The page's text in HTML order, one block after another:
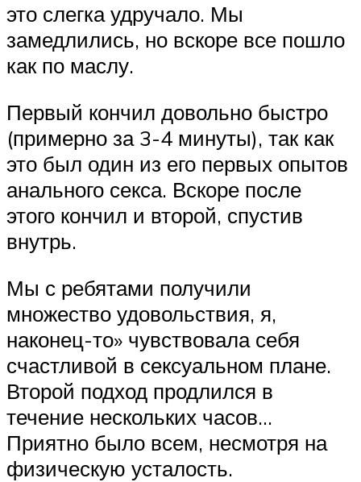
это слегка удручало. Мы
замедлились, но вскоре все пошло
как по маслу.
Первый кончил довольно быстро
(примерно за 3-4 минуты), так как
это был один из его первых опытов
анального секса. Вскоре после
этого кончил и второй, спустив
внутрь.
Мы с ребятами получили
множество удовольствия, я,
наконец-то» чувствовала себя
счастливой в сексуальном плане.
Второй подход продлился в
течение нескольких часов…
Приятно было всем, несмотря на
физическую усталость.